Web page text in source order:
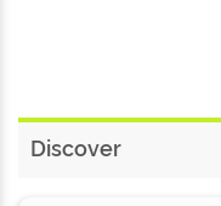
Discover